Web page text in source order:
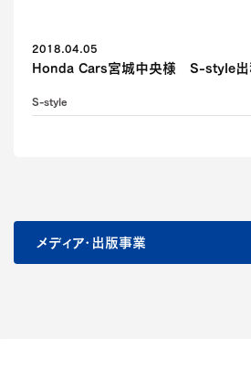
2018.04.05
Honda Cars宮城中央様 S-style出
S-style
メディア・出版事業